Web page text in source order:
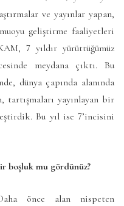
ve yayınlar yapan,
geliştirme faaliyetleri
7 yıldır yürüttüğümüz
meydana çıktı. Bu
dünya çapında alanında
yayınlayan bir
Bu yıl ise 7’incisini
boşluk mu gördünüz?
önce alan nispeten